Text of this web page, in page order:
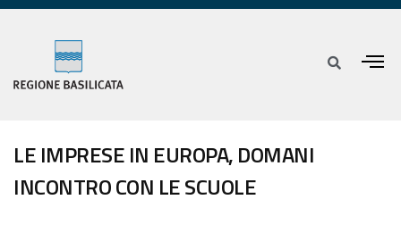
LE IMPRESE IN EUROPA, DOMANI
INCONTRO CON LE SCUOLE